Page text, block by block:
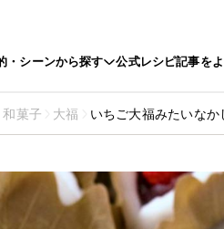
・シーンから探す 公式レシピ記事を
和菓子 大福 いちご大福みたいなか